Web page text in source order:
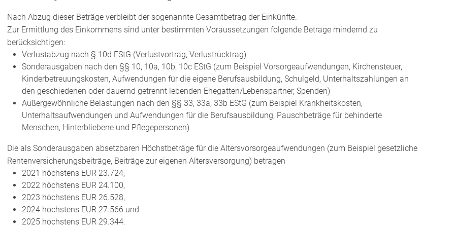
Nach Abzug dieser Beträge verbleibt der sogenannte Gesamtbetrag der Einkünfte.
Zur Ermittlung des Einkommens sind unter bestimmten Voraussetzungen folgende Beträge mindernd zu
berücksichtigen:
Verlustabzug nach § 10d EStG (Verlustvortrag, Verlustrücktrag)
Sonderausgaben nach den §§ 10, 10a, 10b, 10c EStG (zum Beispiel Vorsorgeaufwendungen, Kirchensteuer,
Kinderbetreuungskosten, Aufwendungen für die eigene Berufsausbildung, Schulgeld, Unterhaltszahlungen an
den geschiedenen oder dauernd getrennt lebenden Ehegatten/Lebenspartner, Spenden)
Außergewöhnliche Belastungen nach den §§ 33, 33a, 33b EStG (zum Beispiel Krankheitskosten,
Unterhaltsaufwendungen und Aufwendungen für die Berufsausbildung, Pauschbeträge für behinderte
Menschen, Hinterbliebene und Pflegepersonen)
Die als Sonderausgaben absetzbaren Höchstbeträge für die Altersvorsorgeaufwendungen (zum Beispiel gesetzliche
Rentenversicherungsbeiträge, Beiträge zur eigenen Altersversorgung) betragen
2021 höchstens EUR 23.724,
2022 höchstens EUR 24.100,
2023 höchstens EUR 26.528,
2024 höchstens EUR 27.566 und
2025 höchstens EUR 29.344.